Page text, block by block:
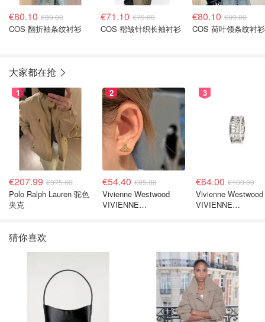
€80.10 €89.00
COS 翻折袖条纹衬衫
€71.10 €79.00
COS 褶皱针织长袖衬衫
€80.10 €89.00
COS 荷叶领条纹衬衫
大家都在抢
1
€207.99 €375.00
Polo Ralph Lauren 驼色
夹克
2
€54.40 €85.00
Vivienne Westwood
VIVIENNE
3
€64.00 €100.00
Vivienne Westwood
VIVIENNE
猜你喜欢